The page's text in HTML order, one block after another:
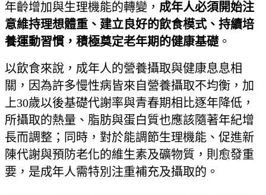
年齡增加與生理機能的轉變， 成年人必須開始注
意維持理想體重、建立良好的飲食模式、持續培
養運動習慣，積極奠定老年期的健康基礎。
以飲食來說，成年人的營養攝取與健康息息相
關，因為許多慢性病皆來自營養攝取不均衡，加
上30歲以後基礎代謝率與青春期相比逐年降低，
所攝取的熱量、脂肪與蛋白質也應該隨著年紀增
長而調整；同時，對於能調節生理機能、促進新
陳代謝與預防老化的維生素及礦物質，則愈發重
要，是成年人需特別注重補充及攝取的。